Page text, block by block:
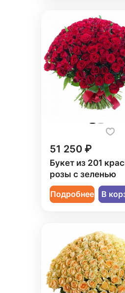
51 250 ₽
Букет из 201
розы с зеленью
Подробнее В